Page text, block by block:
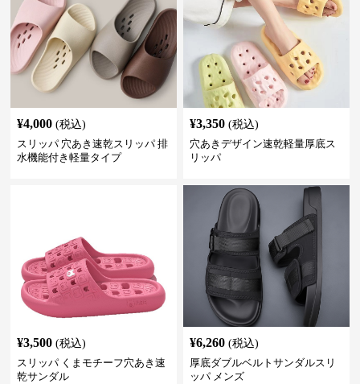
¥4,000 (税込)
スリッパ 穴あき速乾スリッパ 排
水機能付き軽量タイプ
¥3,350 (税込)
穴あきデザイン速乾軽量厚底ス
リッパ
¥3,500 (税込)
スリッパ くまモチーフ穴あき速
乾サンダル
¥6,260 (税込)
厚底ダブルベルトサンダルスリ
ッパ メンズ